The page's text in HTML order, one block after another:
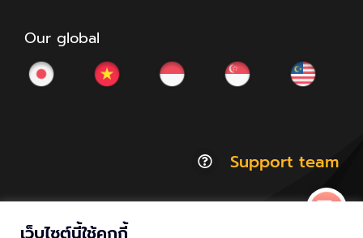
Our global
Support team
เว็บไซต์นี้ใช้คุกกี้